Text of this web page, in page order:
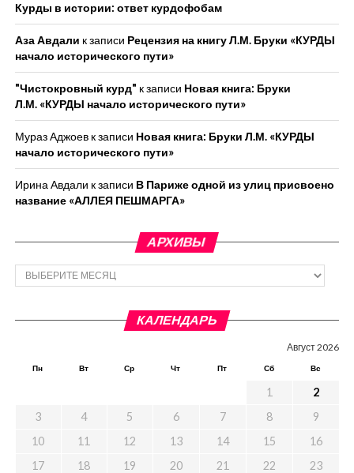
Курды в истории: ответ курдофобам
Аза Авдали к записи Рецензия на книгу Л.М. Бруки «КУРДЫ
начало исторического пути»
"Чистокровный курд" к записи Новая книга: Бруки
Л.М. «КУРДЫ начало исторического пути»
Мураз Аджоевк записи Новая книга: Бруки Л.М. «КУРДЫ
начало исторического пути»
Ирина Авдали к записи В Париже одной из улиц присвоено
название «АЛЛЕЯ ПЕШМАРГА»
АРХИВЫ
Архивы
КАЛЕНДАРЬ
Август 2026
Пн Вт Ср Чт Пт Сб Вс
1
2
3
4 5 6 7 8
9
10
11 12 13 14 15
16
17
18 19 20 21 22
23